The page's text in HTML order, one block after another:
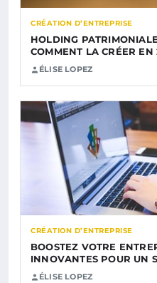
CRÉATION D’ENTREPRISE
HOLDING
COMMENT LA CRÉER EN
ÉLISE LOPEZ
CRÉATION D’ENTREPRISE
BOOSTEZ VOTRE
INNOVANTES POUR UN
ÉLISE LOPEZ